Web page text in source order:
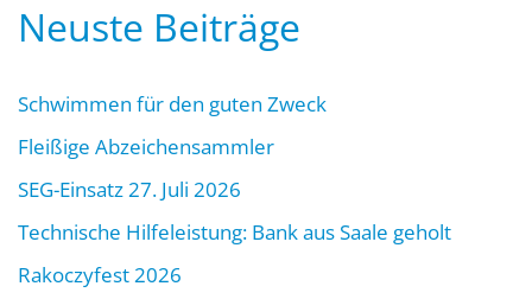
Neuste Beiträge
Schwimmen für den guten Zweck
Fleißige Abzeichensammler
SEG-Einsatz 27. Juli 2026
Technische Hilfeleistung: Bank aus Saale geholt
Rakoczyfest 2026